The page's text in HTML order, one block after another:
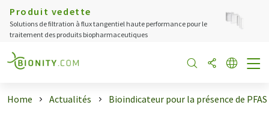
Produit vedette
Solutions de filtration à flux tangentiel haute performance pour le
traitement des produits biopharmaceutiques
Home Actualités Bioindicateur pour la présence de PFAS